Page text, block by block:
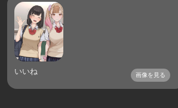
いいね 画像を見る